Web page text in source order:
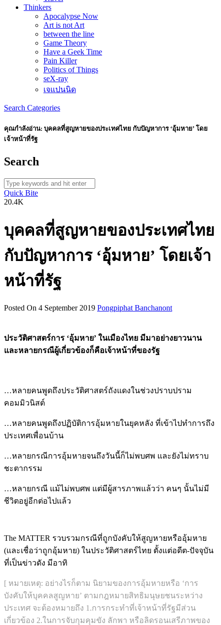
Thinkers
Apocalypse Now
Art is not Art
between the line
Game Theory
Have a Geek Time
Pain Killer
Politics of Things
seX-ray
เจแปนนิด
Search Categories
คุณกำลังอ่าน: บุคคลที่สูญหายของประเทศไทย กับปัญหาการ ‘อุ้มหาย’ โดย
เจ้าหน้าที่รัฐ
Search
Quick Bite
20.4K
บุคคลที่สูญหายของประเทศไทย
กับปัญหาการ ‘อุ้มหาย’ โดยเจ้า
หน้าที่รัฐ
Posted On 4 September 2019 Pongpiphat Banchanont
ประวัติศาสตร์การ ‘อุ้มหาย’ ในเมืองไทย มีมาอย่างยาวนาน
และหลายกรณีผู้เกี่ยวข้องก็คือเจ้าหน้าที่ของรัฐ
…หลายคนพูดถึงประวัติศาสตร์ถังแดงในช่วงปราบปราม
คอมมิวนิสต์
…หลายคนพูดถึงปฏิบัติการอุ้มหายในยุคหลัง ที่เข้าไปทำการถึง
ประเทศเพื่อนบ้าน
…หลายกรณีการอุ้มหายจนถึงวันนี้ก็ไม่พบศพ และยังไม่ทราบ
ชะตากรรม
…หลายกรณี แม้ไม่พบศพ แต่มีผู้สารภาพแล้วว่า คนๆ นั้นไม่มี
ชีวิตอยู่อีกต่อไปแล้ว
The MATTER รวบรวมกรณีที่ถูกบังคับให้สูญหายหรืออุ้มหาย
(และเชื่อว่าถูกอุ้มหาย) ในประวัติศาสตร์ไทย ตั้งแต่อดีต-ปัจจุบัน
ที่เป็นข่าวดัง มีอาทิ
[ หมายเหตุ: อย่างไรก็ตาม นิยามของการอุ้มหายหรือ ‘การ
บังคับให้บุคคลสูญหาย’ ตามกฎหมายสิทธิมนุษยชนระหว่าง
ประเทศ จะต้องหมายถึง 1.การกระทำที่เจ้าหน้าที่รัฐมีส่วน
เกี่ยวข้อง 2.ในการจับกุมคุมขัง ลักพา หรือลิดรอนเสรีภาพของ